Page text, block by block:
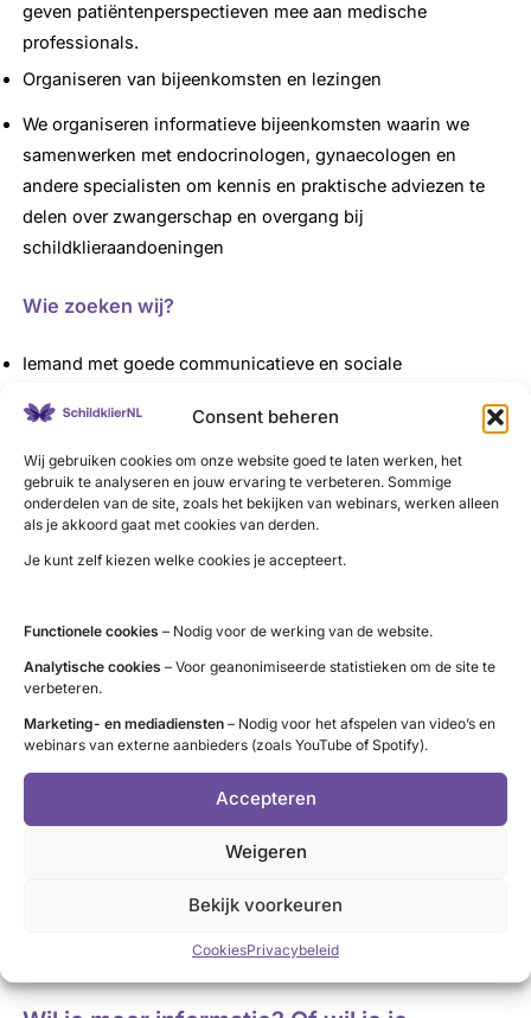
Consent beheren
Wij gebruiken cookies om onze website goed te laten werken, het
gebruik te analyseren en jouw ervaring te verbeteren. Sommige
onderdelen van de site, zoals het bekijken van webinars, werken alleen
als je akkoord gaat met cookies van derden.
Je kunt zelf kiezen welke cookies je accepteert.
Functionele cookies – Nodig voor de werking van de website.
Analytische cookies – Voor geanonimiseerde statistieken om de site te
verbeteren.
Marketing- en mediadiensten – Nodig voor het afspelen van video’s en
webinars van externe aanbieders (zoals YouTube of Spotify).
Accepteren
Weigeren
Bekijk voorkeuren
CookiesPrivacybeleid
geven patiëntenperspectieven mee aan medische
professionals.
Organiseren van bijeenkomsten en lezingen
We organiseren informatieve bijeenkomsten waarin we
samenwerken met endocrinologen, gynaecologen en
andere specialisten om kennis en praktische adviezen te
delen over zwangerschap en overgang bij
schildklieraandoeningen
Wie zoeken wij?
Iemand met goede communicatieve en sociale
Bij voorkeur iemand die zelf ervaring heeft met
schildklieraandoeningen en de specifieke uitdagingen
rondom zwangerschap(swens) of de overgang, of hier
affiniteit mee heeft.
Een betrokken ambassadeur voor onze organisatie die
Volledige vergoeding van reis- en onkosten.
Professionele ondersteuning vanuit de organisatie.
(basis) Informatie over onze organisatie en
schildklieraandoeningen.
Mogelijkheid tot het volgen van trainingen en cursussen.
Enthousiaste en gemotiveerde collega’s.